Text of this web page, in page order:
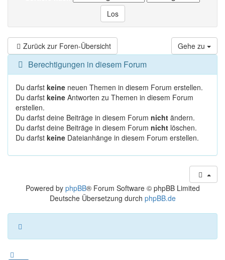
Zurück zur Foren-Übersicht Gehe zu
Berechtigungen in diesem Forum
Du darfst keine neuen Themen in diesem Forum erstellen.
Du darfst keine Antworten zu Themen in diesem Forum
erstellen.
Du darfst deine Beiträge in diesem Forum nicht ändern.
Du darfst deine Beiträge in diesem Forum nicht löschen.
Du darfst keine Dateianhänge in diesem Forum erstellen.
Powered by phpBB® Forum Software © phpBB Limited
Deutsche Übersetzung durch phpBB.de